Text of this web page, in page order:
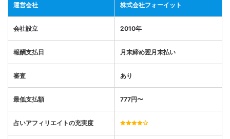
運営会社 株式会社フォーイット
会社設立 2010年
報酬支払日 月末締め翌月末払い
審査 あり
最低支払額 777円〜
占いアフィリエイトの充実度